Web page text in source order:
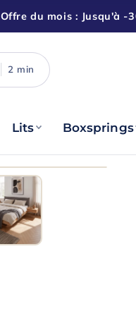
Offre du mois : Jusqu'à -
2 min
Lits Boxsprings